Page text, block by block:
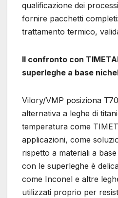
qualificazione dei
fornire pacchetti
trattamento termico,
Il confronto con
superleghe a base
Vilory/VMP posiziona
alternativa a leghe di
temperatura come
applicazioni, come
rispetto a materiali a
con le superleghe è
come Inconel e altre
utilizzati proprio per